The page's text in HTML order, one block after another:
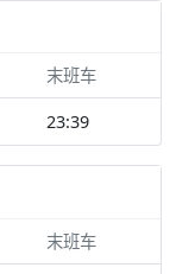
末班车
23:39
末班车